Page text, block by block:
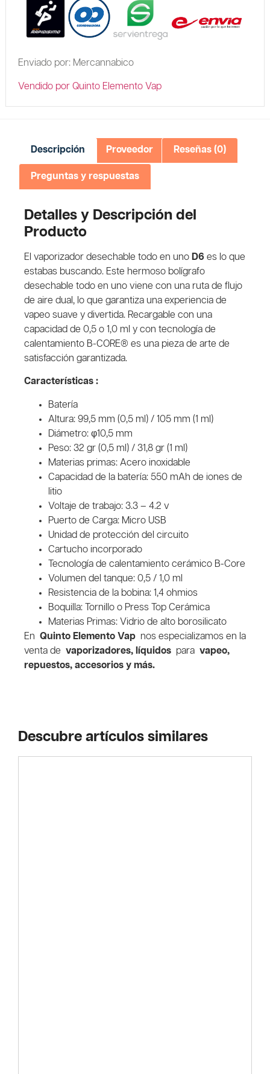
Enviado por: Mercannabico
Vendido por Quinto Elemento Vap
Descripción Proveedor Reseñas (0)
Preguntas y respuestas
Detalles y Descripción del
Producto
El vaporizador desechable todo en uno D6 es lo que
estabas buscando. Este hermoso bolígrafo
desechable todo en uno viene con una ruta de flujo
de aire dual, lo que garantiza una experiencia de
vapeo suave y divertida. Recargable con una
capacidad de 0,5 o 1,0 ml y con tecnología de
calentamiento B-CORE® es una pieza de arte de
satisfacción garantizada.
Características :
Batería
Altura: 99,5 mm (0,5 ml) / 105 mm (1 ml)
Diámetro: φ10,5 mm
Peso: 32 gr (0,5 ml) / 31,8 gr (1 ml)
Materias primas: Acero inoxidable
Capacidad de la batería: 550 mAh de iones de
litio
Voltaje de trabajo: 3.3 – 4.2 v
Puerto de Carga: Micro USB
Unidad de protección del circuito
Cartucho incorporado
Tecnología de calentamiento cerámico B-Core
Volumen del tanque: 0,5 / 1,0 ml
Resistencia de la bobina: 1,4 ohmios
Boquilla: Tornillo o Press Top Cerámica
Materias Primas: Vidrio de alto borosilicato
En Quinto Elemento Vap nos especializamos en la
venta de vaporizadores, líquidos para vapeo,
repuestos, accesorios y más.
Descubre artículos similares